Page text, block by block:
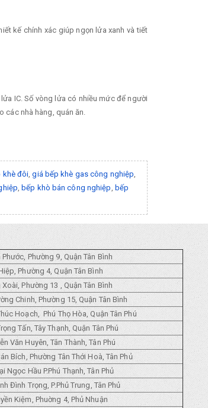
kế chính xác giúp ngọn lửa xanh và tiết
IC. Số vòng lửa có nhiều mức để người
nhà hàng, quán ăn.
khè đôi ,giá bếp khè gas công nghiệp
,bếp khò bán công nghiệp bếp
Phường 9, Quận Tân Bình
Phường 4, Quận Tân Bình
Phường 13 , Quận Tân Bình
Chinh, Phường 15, Quận Tân Bình
Hoạch, Phú Thọ Hòa, Quận Tân Phú
Tấn, Tây Thạnh, Quận Tân Phú
Văn Huyên, Tân Thành, Tân Phú
Bích, Phường Tân Thới Hoà, Tân Phủ
Ngọc Hầu P.Phú Thạnh, Tân Phủ
Đình Trọng, P.Phủ Trung, Tân Phủ
Kiệm, Phuờng 4, Phủ Nhuận